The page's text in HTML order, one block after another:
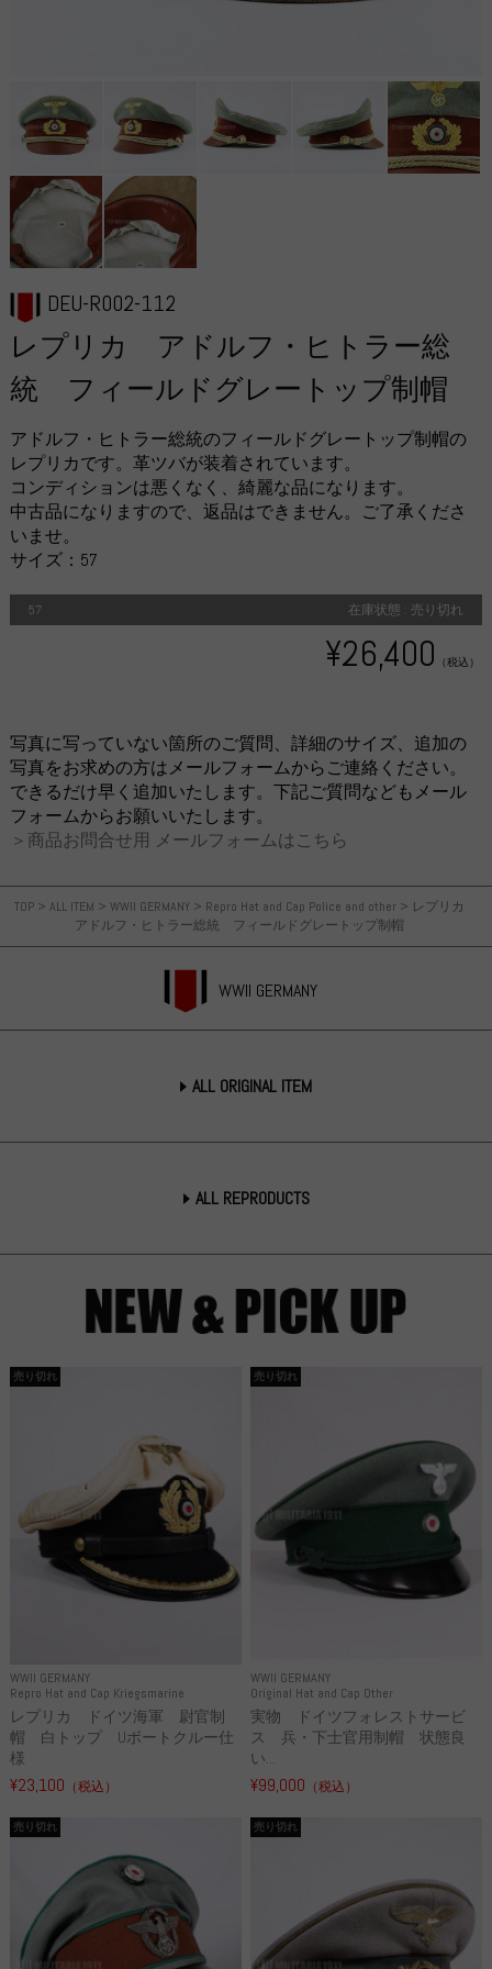
TOP > ALL ITEM > WWII GERMANY > Repro Hat and Cap Police and other > レプリカ
アドルフ・ヒトラー総統 フィールドグレートップ制帽
WWII GERMANY
ALL ORIGINAL ITEM
ALL REPRODUCTS
DEU-R002-112
レプリカ アドルフ・ヒトラー総
統 フィールドグレートップ制帽
アドルフ・ヒトラー総統のフィールドグレートップ制帽の
レプリカです。革ツバが装着されています。
コンディションは悪くなく、綺麗な品になります。
中古品になりますので、返品はできません。ご了承くださ
いませ。
サイズ：57
57 在庫状態 : 売り切れ
¥26,400 （税込）
写真に写っていない箇所のご質問、詳細のサイズ、追加の
写真をお求めの方はメールフォームからご連絡ください。
できるだけ早く追加いたします。下記ご質問などもメール
フォームからお願いいたします。
＞商品お問合せ用 メールフォームはこちら
WWII GERMANY
Repro Hat and Cap Kriegsmarine
売り切れ
レプリカ ドイツ海軍 尉官制
帽 白トップ Uボートクルー仕
様
¥23,100 （税込）
WWII GERMANY
Original Hat and Cap Other
売り切れ
実物 ドイツフォレストサービ
ス 兵・下士官用制帽 状態良
い...
¥99,000 （税込）
売り切れ 売り切れ